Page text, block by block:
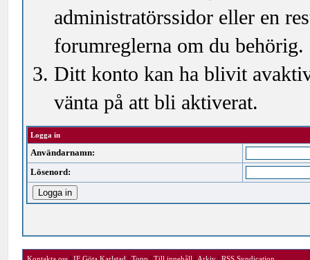
administratörssidor eller en
forumreglerna om du behörig.
Ditt konto kan ha blivit
vänta på att bli aktiverat.
Logga in
Användarnamn:
Lösenord: